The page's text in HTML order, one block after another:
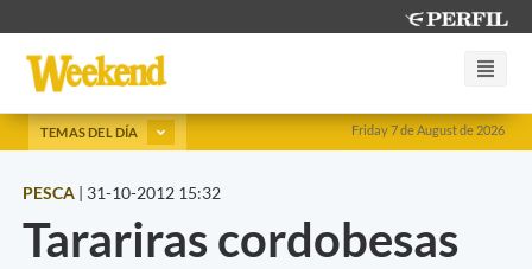
Friday 7 de August de 2026
TEMAS DEL DÍA
PESCA | 31-10-2012 15:32
Tarariras cordobesas